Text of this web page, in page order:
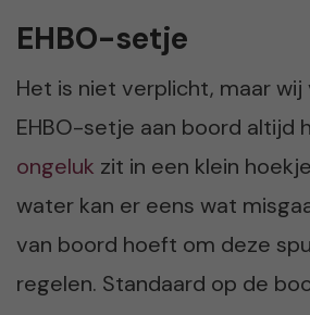
EHBO-setje
Het is niet verplicht, maar wij
EHBO-setje aan boord altijd
ongeluk zit in een klein
water kan er eens wat
van boord hoeft om deze
regelen. Standaard op de